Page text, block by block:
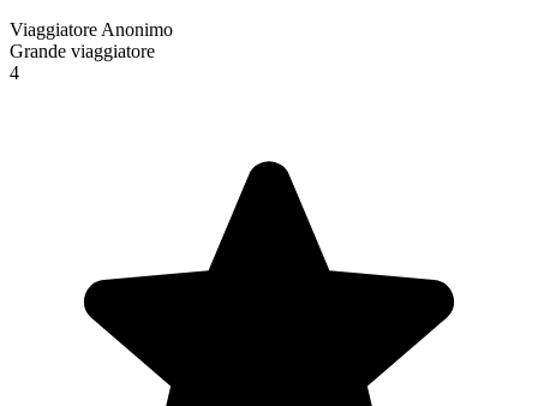
Viaggiatore Anonimo
Grande viaggiatore
4